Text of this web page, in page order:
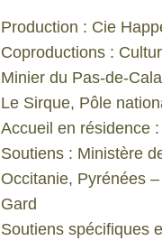
Production : Cie
Coproductions :
Minier du Pas-de-
Le Sirque, Pôle
Accueil en résidence
Soutiens : Ministère
Occitanie, Pyrénées
Gard
Soutiens spécifiques